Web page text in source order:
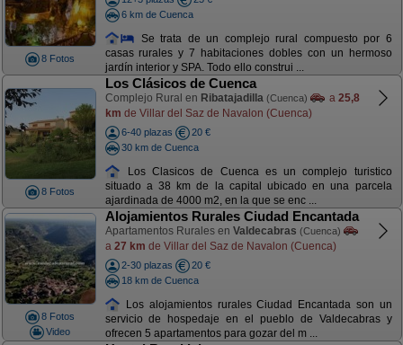
8 Fotos
6 km de Cuenca
Se trata de un complejo rural compuesto por 6
casas rurales y 7 habitaciones dobles con un hermoso
jardín interior y SPA. Todo ello construi ...
8 Fotos
Los Clásicos de Cuenca
Complejo Rural en Ribatajadilla (Cuenca) a 25,8
km de Villar del Saz de Navalon (Cuenca)
6-40 plazas
20 €
30 km de Cuenca
Los Clasicos de Cuenca es un complejo turistico
situado a 38 km de la capital ubicado en una parcela
ajardinada de 4000 m2, en la que se enc ...
8 Fotos
Video
Alojamientos Rurales Ciudad Encantada
Apartamentos Rurales en Valdecabras (Cuenca)
a 27 km de Villar del Saz de Navalon (Cuenca)
2-30 plazas
20 €
18 km de Cuenca
Los alojamientos rurales Ciudad Encantada son un
servicio de hospedaje en el pueblo de Valdecabras y
ofrecen 5 apartamentos para gozar del m ...